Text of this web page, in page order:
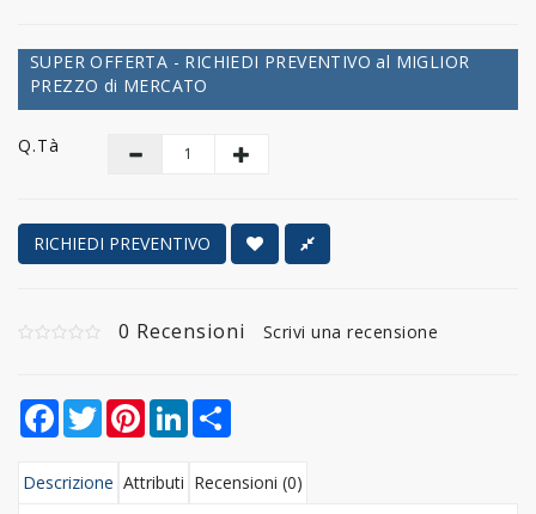
SUPER OFFERTA - RICHIEDI PREVENTIVO al MIGLIOR
PREZZO di MERCATO
Q.tà
RICHIEDI PREVENTIVO
0 Recensioni Scrivi una recensione
Facebook
TwitterPinterestLinkedIn
Descrizione Attributi Recensioni (0)